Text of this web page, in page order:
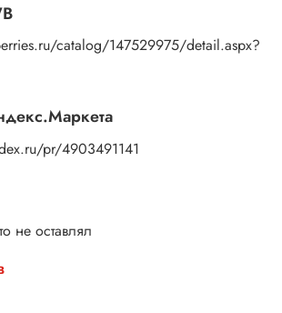
catalog/147529975/detail.aspx?
pr/4903491141
не оставлял